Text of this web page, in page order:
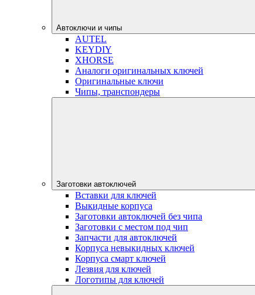
Автоключи и чипы
AUTEL
KEYDIY
XHORSE
Аналоги оригинальных ключей
Оригинальные ключи
Чипы, транспондеры
Заготовки автоключей
Вставки для ключей
Выкидные корпуса
Заготовки автоключей без чипа
Заготовки с местом под чип
Запчасти для автоключей
Корпуса невыкидных ключей
Корпуса смарт ключей
Лезвия для ключей
Логотипы для ключей